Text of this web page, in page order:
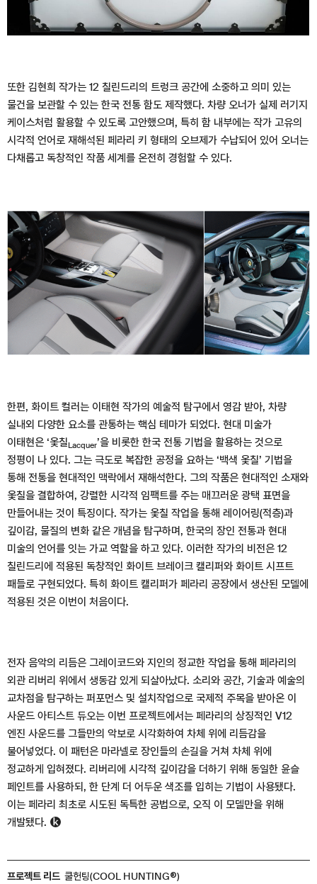
프로젝트 리드 쿨헌팅(COOL HUNTING®)
또한 김현희 작가는 12 칠린드리의 트렁크 공간에 소중하고 의미 있는
물건을 보관할 수 있는 한국 전통 함도 제작했다. 차량 오너가 실제 러기지
케이스처럼 활용할 수 있도록 고안했으며, 특히 함 내부에는 작가 고유의
시각적 언어로 재해석된 페라리 키 형태의 오브제가 수납되어 있어 오너는
다채롭고 독창적인 작품 세계를 온전히 경험할 수 있다.
한편, 화이트 컬러는 이태현 작가의 예술적 탐구에서 영감 받아, 차량
실내외 다양한 요소를 관통하는 핵심 테마가 되었다. 현대 미술가
이태현은 ‘옻칠Lacquer’을 비롯한 한국 전통 기법을 활용하는 것으로
정평이 나 있다. 그는 극도로 복잡한 공정을 요하는 ‘백색 옻칠’ 기법을
통해 전통을 현대적인 맥락에서 재해석한다. 그의 작품은 현대적인 소재와
옻칠을 결합하여, 강렬한 시각적 임팩트를 주는 매끄러운 광택 표면을
만들어내는 것이 특징이다. 작가는 옻칠 작업을 통해 레이어링(적층)과
깊이감, 물질의 변화 같은 개념을 탐구하며, 한국의 장인 전통과 현대
미술의 언어를 잇는 가교 역할을 하고 있다. 이러한 작가의 비전은 12
칠린드리에 적용된 독창적인 화이트 브레이크 캘리퍼와 화이트 시프트
패들로 구현되었다. 특히 화이트 캘리퍼가 페라리 공장에서 생산된 모델에
적용된 것은 이번이 처음이다.
전자 음악의 리듬은 그레이코드와 지인의 정교한 작업을 통해 페라리의
외관 리버리 위에서 생동감 있게 되살아났다. 소리와 공간, 기술과 예술의
교차점을 탐구하는 퍼포먼스 및 설치작업으로 국제적 주목을 받아온 이
사운드 아티스트 듀오는 이번 프로젝트에서는 페라리의 상징적인 V12
엔진 사운드를 그들만의 악보로 시각화하여 차체 위에 리듬감을
불어넣었다. 이 패턴은 마라넬로 장인들의 손길을 거쳐 차체 위에
정교하게 입혀졌다. 리버리에 시각적 깊이감을 더하기 위해 동일한 윤슬
페인트를 사용하되, 한 단계 더 어두운 색조를 입히는 기법이 사용됐다.
이는 페라리 최초로 시도된 독특한 공법으로, 오직 이 모델만을 위해
개발됐다.